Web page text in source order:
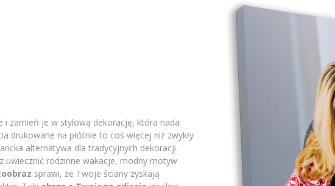
i zamień je w stylową dekorację, która nada
drukowane na płótnie to coś więcej niż zwykły
alternatywa dla tradycyjnych dekoracji.
uwiecznić rodzinne wakacje, modny motyw
sprawi, że Twoje ściany zyskają